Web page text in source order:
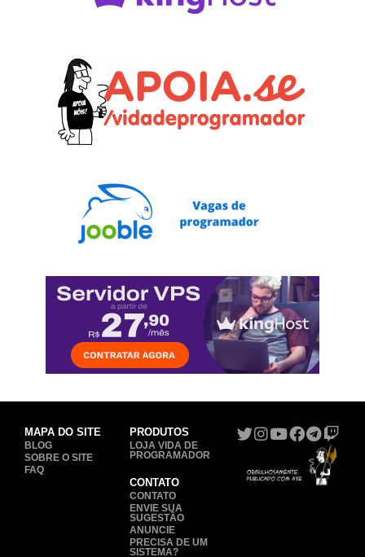
MAPA DO SITE
BLOG
SOBRE O SITE
FAQ
PRODUTOS
LOJA VIDA DE
PROGRAMADOR
CONTATO
CONTATO
ENVIE SUA
SUGESTÃO
ANUNCIE
PRECISA DE UM
SISTEMA?